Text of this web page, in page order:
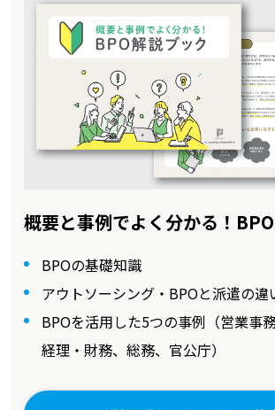
概要と事例でよく分かる！
BPOの基礎知識
アウトソーシング・BPOと派遣の違
BPOを活用した5つの事例（営業事
経理・財務、総務、官公庁）